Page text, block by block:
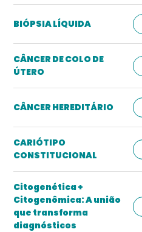
BIÓPSIA LÍQUIDA
CÂNCER DE COLO DE
ÚTERO
CÂNCER HEREDITÁRIO
CARIÓTIPO
CONSTITUCIONAL
Citogenética +
Citogenômica: A união
que transforma
diagnósticos